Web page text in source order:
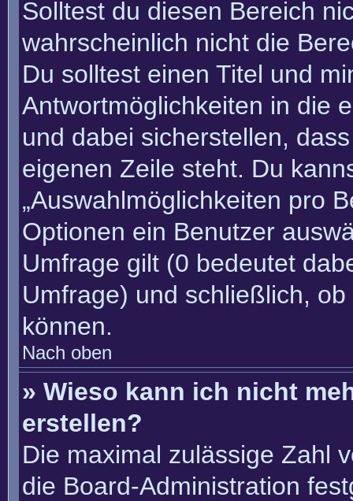
Solltest du diesen Bereich
wahrscheinlich nicht die
Du solltest einen Titel und
Antwortmöglichkeiten in die
und dabei sicherstellen,
eigenen Zeile steht. Du
„Auswahlmöglichkeiten pro
Optionen ein Benutzer
Umfrage gilt (0 bedeutet
Umfrage) und schließlich,
können.
Nach oben
» Wieso kann ich nicht
erstellen?
Die maximal zulässige Zahl
die Board-Administration